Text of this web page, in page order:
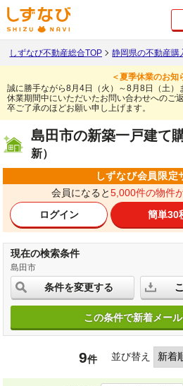
しずなび不動産総合TOP 静岡県の不動産購
＜夏季休業のお知
誠に勝手ながら8月4日（火）～8月8日（土）
休業期間中にいただいたお問い合わせへのご
卒ご了承のほどお願い申し上げます。
島田市の新築一戸建て
新）
しずなび会員限定
会員になると5,000件の物件
ログイン
簡単30
現在の検索条件
島田市
条件を変更する
この条件で新着メー
9件 並び替え